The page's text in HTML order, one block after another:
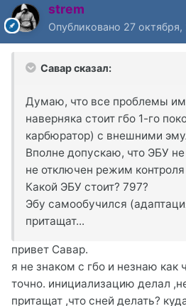
strem
Опубликовано 27 октября,
Савар сказал:
Думаю, что все проблемы
наверняка стоит гбо 1-го
карбюратор) с внешними
Вполне допускаю, что ЭБУ
не отключен режим
Какой ЭБУ стоит? 797?
Эбу самообучился
притащат...
привет Савар.
я не знаком с гбо и незнаю как
точно. инициализацию делал
притащат ,что сней делать?